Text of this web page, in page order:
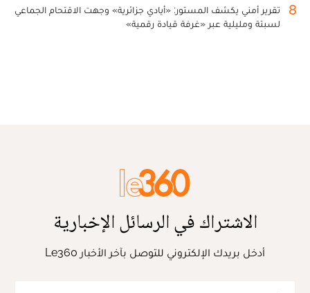
8
تقرير أمني يكشف المستور: «أيادي جزائرية» وجهت الاقتحام الجماعي
لسبتة ومليلية عبر «غرفة قيادة رقمية»
الاشتراك في الرسائل الإخبارية
أدخل بريدك الإلكتروني للتوصل بآخر الأخبار Le360